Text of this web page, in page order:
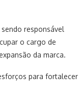
responsável
o cargo de
da marca.
para fortalecer